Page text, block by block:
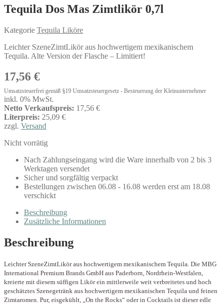
Tequila Dos Mas Zimtlikör 0,7l
Kategorie Tequila Liköre
Leichter SzeneZimtLikör aus hochwertigem mexikanischem
Tequila. Alte Version der Flasche – Limitiert!
17,56 €
Umsatzsteuerfrei gemäß §19 Umsatzsteuergesetz - Besteuerung der Kleinunternehmer
inkl. 0% MwSt.
Netto Verkaufspreis: 17,56 €
Literpreis: 25,09 €
zzgl. Versand
Nicht vorrätig
Nach Zahlungseingang wird die Ware innerhalb von 2 bis 3
Werktagen versendet
Sicher und sorgfältig verpackt
Bestellungen zwischen 06.08 - 16.08 werden erst am 18.08
verschickt
Beschreibung
Zusätzliche Informationen
Beschreibung
Leichter SzeneZimtLikör aus hochwertigem mexikanischem Tequila. Die MBG
International Premium Brands GmbH aus Paderborn, Nordrhein-Westfalen,
kreierte mit diesem süffigen Likör ein mittlerweile weit verbreitetes und hoch
geschätztes Szenegetränk aus hochwertigem mexikanischen Tequila und feinen
Zimtaromen. Pur, eisgekühlt, „On the Rocks“ oder in Cocktails ist dieser edle